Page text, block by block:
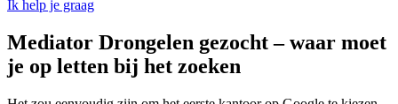
Ik help je graag
Mediator Drongelen gezocht – waar moet
je op letten bij het zoeken